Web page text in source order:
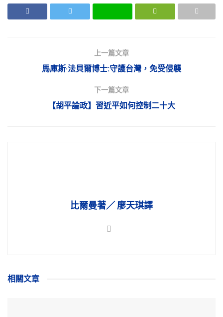
上一篇文章
馬庫斯·法貝爾博士:守護台灣，免受侵襲
下一篇文章
【胡平論政】習近平如何控制二十大
比爾曼著／ 廖天琪譯
相關文章